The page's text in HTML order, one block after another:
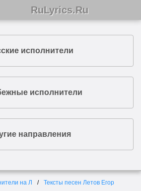
RuLyrics.Ru
исполнители
исполнители
направления
на Л Тексты песен Летов Егор